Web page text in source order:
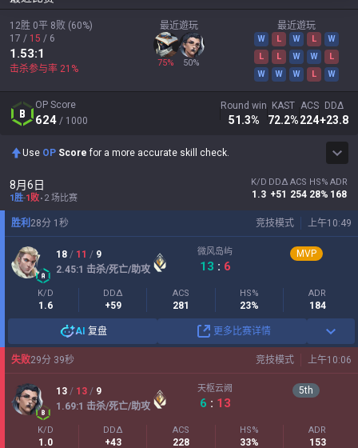
12胜 0平 8败 (60%)
17 / 15 / 6
1.53:1
击杀参与率 21 %
最近遊玩
75% 50%
最近遊玩
W L W L
W
L
L W W
L
W
W W L W
OP Score
624 / 1000
Round win
51.3%
KAST
72.2%
ACS
224
DDΔ
+23.8
Use OP Score for a more accurate skill check.
8月6日
1胜-1败 2 场比赛
K/D
1.3
DDΔ
+51
ACS
254
HS%
28%
ADR
168
竞技模式 上午10:49
胜利 28分 1 秒
18 / 11 / 9
2.45:1 击杀/死亡/助攻
微风岛屿
13 : 6
MVP
K/D
1.6
DDΔ
+59
ACS
281
HS%
23%
ADR
184
AI 复盘 更多比赛详情
竞技模式 上午10:06
失败29分 39秒
13 / 13 / 9
1.69:1 击杀/死亡/助攻
天枢云阙
6 : 13
5th
K/D
1.0
DDΔ
+43
ACS
228
HS%
33%
ADR
153